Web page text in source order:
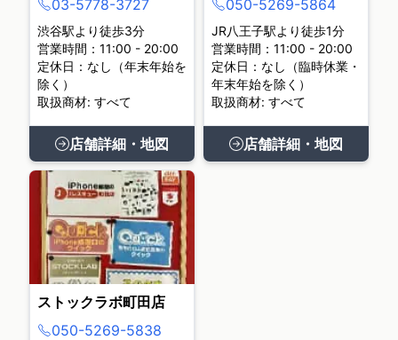
03-5778-3727
渋谷駅より徒歩3分
営業時間：11:00 - 20:00
定休日：なし（年末年始を
除く）
取扱商材: すべて
店舗詳細・地図
050-5269-5864
JR八王子駅より徒歩1分
営業時間：11:00 - 20:00
定休日：なし（臨時休業・
年末年始を除く）
取扱商材: すべて
店舗詳細・地図
ストックラボ町田店
050-5269-5838